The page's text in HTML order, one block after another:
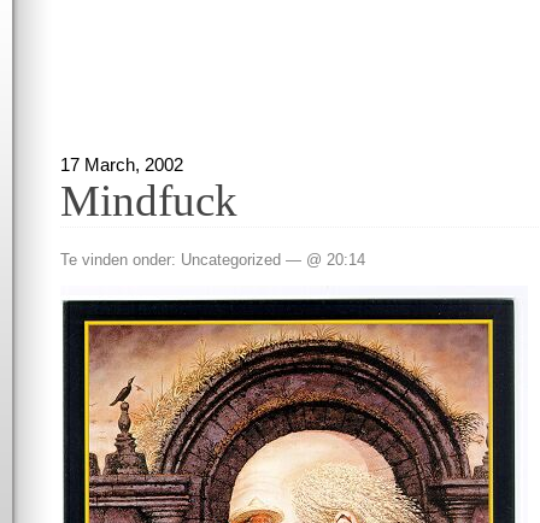
17 March, 2002
Mindfuck
Te vinden onder: Uncategorized — @ 20:14